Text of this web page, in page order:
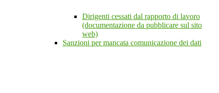
Dirigenti cessati dal rapporto di lavoro
(documentazione da pubblicare sul sito
web)
Sanzioni per mancata comunicazione dei dati